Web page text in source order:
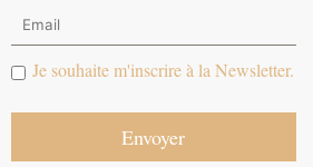
Je souhaite m'inscrire à la Newsletter.